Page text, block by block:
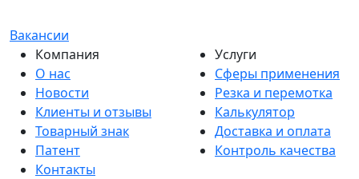
Вакансии
Компания
О нас
Новости
Клиенты и отзывы
Товарный знак
Патент
Контакты
Услуги
Сферы применения
Резка и перемотка
Калькулятор
Доставка и оплата
Контроль качества